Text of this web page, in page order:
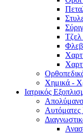
Χημικά -
Ιατρικός
Αυτόματες